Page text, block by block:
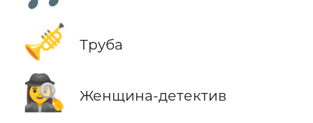
🎺 Труба
🕵️‍♀️ Женщина-детектив